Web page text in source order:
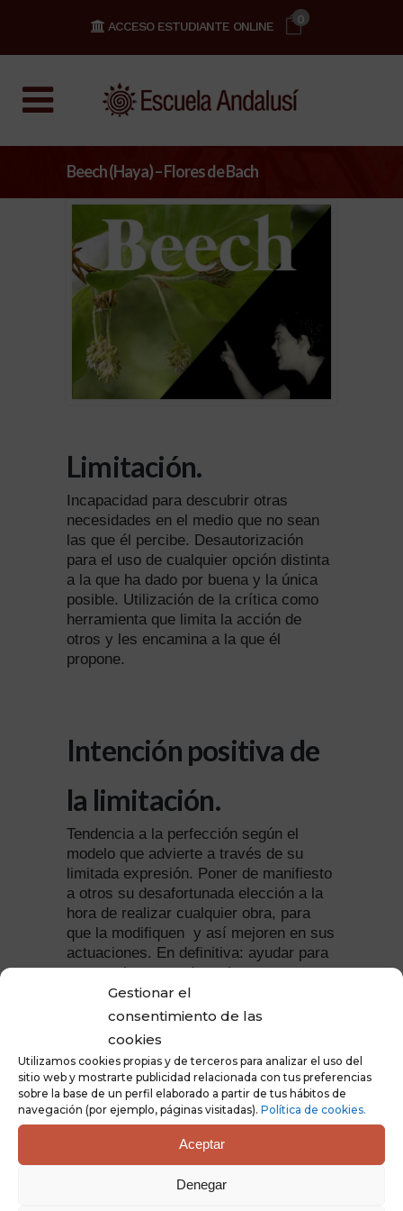
Gestionar el
consentimiento de las
cookies
Utilizamos cookies propias y de terceros para analizar el uso del
sitio web y mostrarte publicidad relacionada con tus preferencias
sobre la base de un perfil elaborado a partir de tus hábitos de
navegación (por ejemplo, páginas visitadas). Política de cookies.
Aceptar
Denegar
0
ACCESO ESTUDIANTE ONLINE
Beech (Haya) – Flores de Bach
Limitación.
Incapacidad para descubrir otras
necesidades en el medio que no sean
las que él percibe. Desautorización
para el uso de cualquier opción distinta
a la que ha dado por buena y la única
posible. Utilización de la crítica como
herramienta que limita la acción de
otros y les encamina a la que él
propone.
Intención positiva de
la limitación.
Tendencia a la perfección según el
modelo que advierte a través de su
limitada expresión. Poner de manifiesto
a otros su desafortunada elección a la
hora de realizar cualquier obra, para
que la modifiquen y así mejoren en sus
actuaciones. En definitiva: ayudar para
conseguir un mundo mejor.
Ámbito de
exploración.
La encarnación de la Tolerancia.
Capacidad para convivir en un mismo
espacio, reconociendo la aportación de